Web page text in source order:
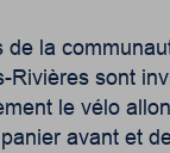
de la
Rivières sont
le vélo
avant et